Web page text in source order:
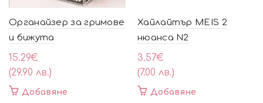
Органайзер за гримове
и бижута
15.29€
(29.90 лв.)
Добавяне
Хайлайтър MEIS 2
нюанса N2
3.57€
(7.00 лв.)
Добавяне